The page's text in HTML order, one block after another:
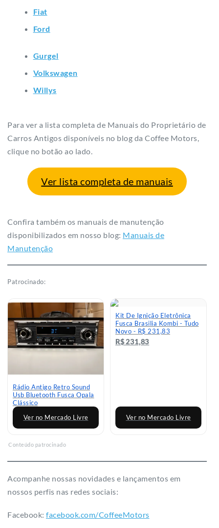
Fiat
Ford
Gurgel
Volkswagen
Willys
Para ver a lista completa de Manuais do Proprietário de
Carros Antigos disponíveis no blog da Coffee Motors,
clique no botão ao lado.
Ver lista completa de manuais
Confira também os manuais de manutenção
disponibilizados em nosso blog: Manuais de
Manutenção
Patrocinado:
Rádio Antigo Retro Sound
Usb Bluetooth Fusca Opala
Clássico
Ver no Mercado Livre
Kit De Ignição Eletrônica
Fusca Brasilia Kombi - Tudo
Novo - R$ 231,83
R$ 231,83
Ver no Mercado Livre
Conteúdo patrocinado
Acompanhe nossas novidades e lançamentos em
nossos perfis nas redes sociais:
Facebook: facebook.com/CoffeeMotors